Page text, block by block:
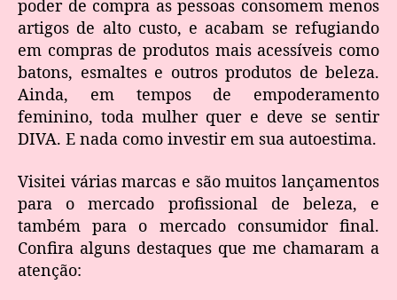
poder de compra as pessoas consomem menos
artigos de alto custo, e acabam se refugiando
em compras de produtos mais acessíveis como
batons, esmaltes e outros produtos de beleza.
Ainda, em tempos de empoderamento
feminino, toda mulher quer e deve se sentir
DIVA. E nada como investir em sua autoestima.
Visitei várias marcas e são muitos lançamentos
para o mercado profissional de beleza, e
também para o mercado consumidor final.
Confira alguns destaques que me chamaram a
atenção: